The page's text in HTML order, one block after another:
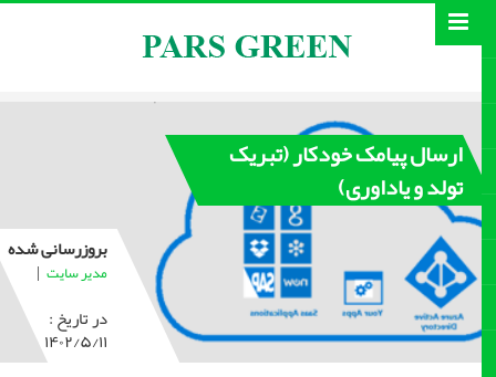
ارسال پیامک خودکار (تبریک
تولد و یاداوری)
بروزرسانی شده
مدیر سایت |
در تاریخ :
۱۴۰۲/۵/۱۱